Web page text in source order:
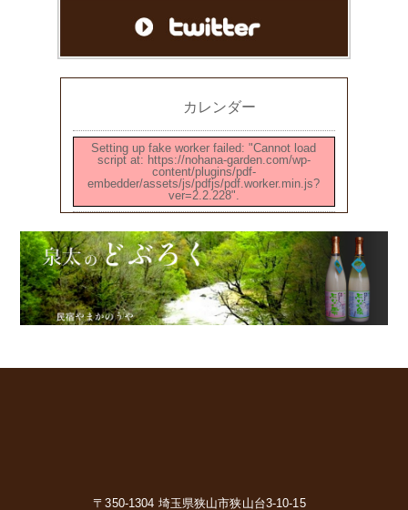
カレンダー
Setting up fake worker failed: "Cannot load
script at: https://nohana-garden.com/wp-
content/plugins/pdf-
embedder/assets/js/pdfjs/pdf.worker.min.js?
ver=2.2.228".
〒350-1304 埼玉県狭山市狭山台3-10-15